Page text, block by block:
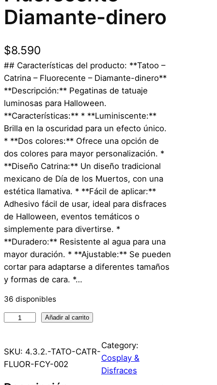
Diamante-dinero
$8.590
## Características del producto: **Tatoo –
Catrina – Fluorecente – Diamante-dinero**
**Descripción:** Pegatinas de tatuaje
luminosas para Halloween.
**Características:** * **Luminiscente:**
Brilla en la oscuridad para un efecto único.
* **Dos colores:** Ofrece una opción de
dos colores para mayor personalización. *
**Diseño Catrina:** Un diseño tradicional
mexicano de Día de los Muertos, con una
estética llamativa. * **Fácil de aplicar:**
Adhesivo fácil de usar, ideal para disfraces
de Halloween, eventos temáticos o
simplemente para divertirse. *
**Duradero:** Resistente al agua para una
mayor duración. * **Ajustable:** Se pueden
cortar para adaptarse a diferentes tamaños
y formas de cara. *…
36 disponibles
o
o
–
Añadir al carrito
SKU: 4.3.2.-TATO-CATR-
FLUOR-FCY-002
Category:
Cosplay &
Disfraces